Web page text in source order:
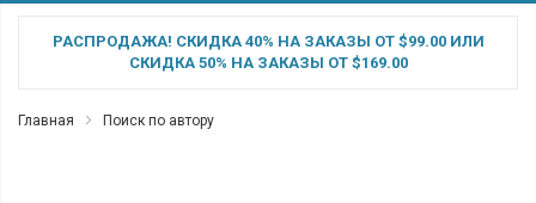
РАСПРОДАЖА! СКИДКА 40% НА ЗАКАЗЫ ОТ $99.00 ИЛИ
СКИДКА 50% НА ЗАКАЗЫ ОТ $169.00
Главная Поиск по автору